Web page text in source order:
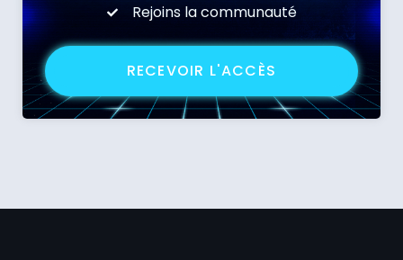
Rejoins la communauté
RECEVOIR L'ACCÈS